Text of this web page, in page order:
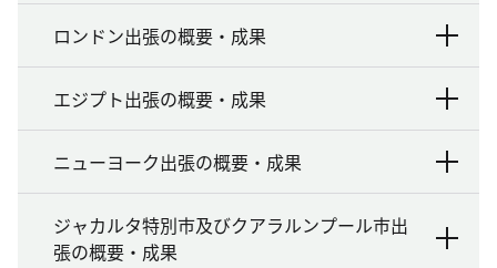
ロンドン出張の概要・成果
エジプト出張の概要・成果
ニューヨーク出張の概要・成果
ジャカルタ特別市及びクアラルンプール市出
張の概要・成果